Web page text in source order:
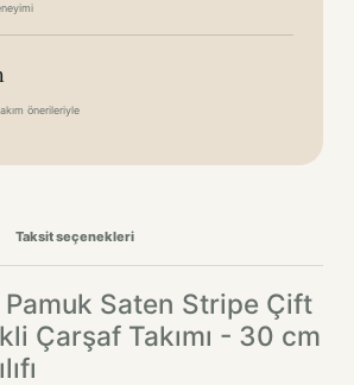
önerileriyle
Taksit seçenekleri
Saten Stripe Çift
Çarşaf Takımı - 30 cm